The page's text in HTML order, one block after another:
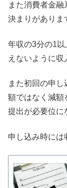
また消費者金
決まりがありま
年収の3分の1
えないように収
また初回の申
額ではなく減額
提出が必要位に
申し込み時には